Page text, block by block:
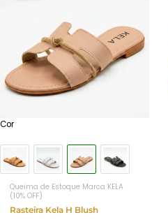
Cor
Queima de Estoque Marca KELA
(10% OFF)
Rasteira Kela H Blush